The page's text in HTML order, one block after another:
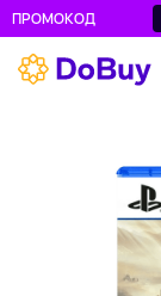
ПРОМОКОД